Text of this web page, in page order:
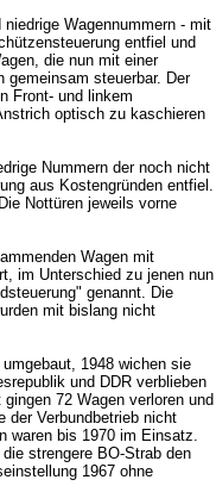
Wagennummern - mit
entfiel und
die nun mit einer
gemeinsam steuerbar. Der
Front- und linkem
optisch zu kaschieren
Nummern der noch nicht
aus Kostengründen entfiel.
Nottüren jeweils vorne
Wagen mit
im Unterschied zu jenen nun
genannt. Die
mit bislang nicht
1948 wichen sie
und DDR verblieben
72 Wagen verloren und
der Verbundbetrieb nicht
waren bis 1970 im Einsatz.
strengere BO-Strab den
1967 ohne